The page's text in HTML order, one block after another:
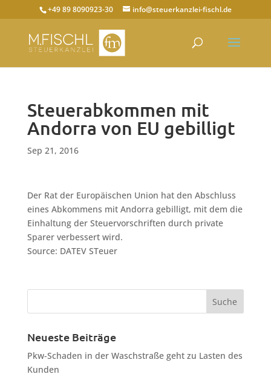
+49 89 8090923-30 info@steuerkanzlei-fischl.de
Steuerabkommen mit
Andorra von EU gebilligt
Sep 21, 2016
Der Rat der Europäischen Union hat den Abschluss
eines Abkommens mit Andorra gebilligt, mit dem die
Einhaltung der Steuervorschriften durch private
Sparer verbessert wird.
Source: DATEV STeuer
Neueste Beiträge
Pkw-Schaden in der Waschstraße geht zu Lasten des
Kunden